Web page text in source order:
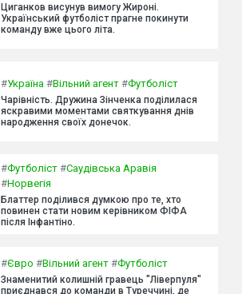
Циганков висунув вимогу Жироні.
Український футболіст прагне покинути
команду вже цього літа.
#Україна #Вільний агент #Футболіст
Чарівність. Дружина Зінченка поділилася
яскравими моментами святкування днів
народження своїх донечок.
#Футболіст #Саудівська Аравія
#Норвегія
Блаттер поділився думкою про те, хто
повинен стати новим керівником ФІФА
після Інфантіно.
#Євро #Вільний агент #Футболіст
Знаменитий колишній гравець "Ліверпуля"
приєднався до команди в Туреччині, де